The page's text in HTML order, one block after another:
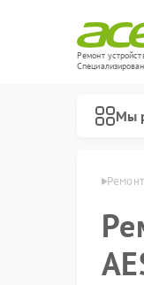
Ремонт
Мы
Acer в Уфе